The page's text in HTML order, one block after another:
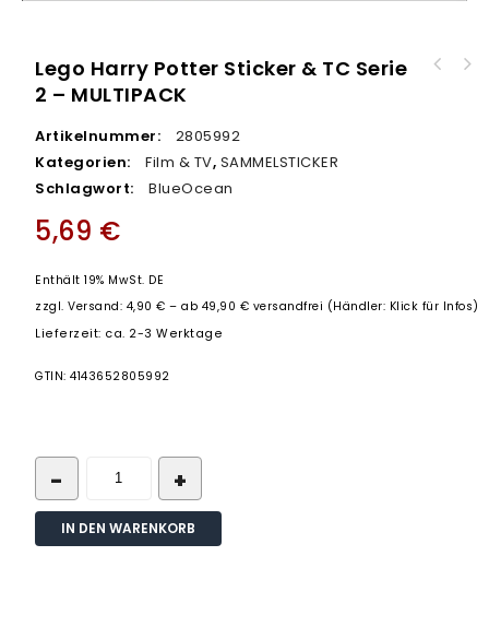
Lego Harry Potter Sticker & TC Serie
2 – MULTIPACK
Artikelnummer:
2805992
Kategorien:
Film & TV, SAMMELSTICKER
Schlagwort:
BlueOcean
5,69 €
Enthält 19% MwSt. DE
zzgl.Versand: 4,90 € – ab 49,90 € versandfrei (Händler: Klick für Infos)
Lieferzeit: ca. 2-3 Werktage
GTIN: 4143652805992
IN DEN WARENKORB